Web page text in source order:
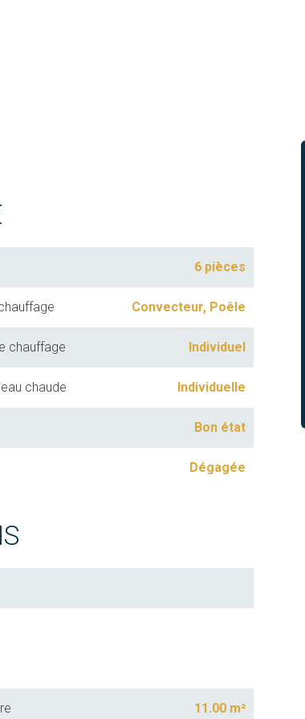
6 pièces
Convecteur, Poêle
chauffage Individuel
chaude Individuelle
Bon état
Dégagée
11.00 m²